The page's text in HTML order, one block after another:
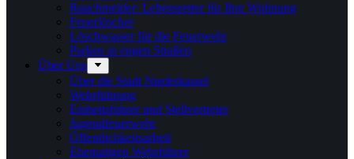
Rauchmelder: Lebensretter für Ihre Wohnung
Feuerlöscher
Löschwasser für die Feuerwehr
Parken in engen Straßen
Über Uns
Über die Stadt Niederkassel
Wehrführung
Einheitsführer und Stellvertreter
Jugendfeuerwehr
Öffentlichkeitsarbeit
Ehemaligen Wehrführer